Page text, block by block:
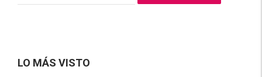
LO MÁS VISTO